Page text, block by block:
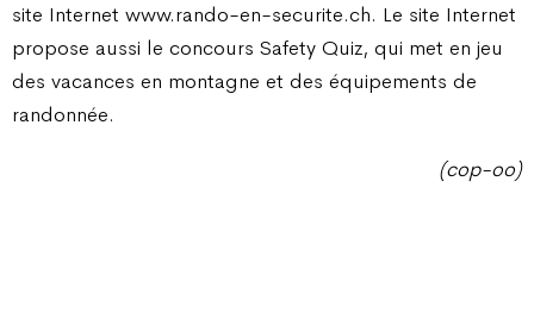
site Internet www.rando-en-securite.ch. Le site Internet
propose aussi le concours Safety Quiz, qui met en jeu
des vacances en montagne et des équipements de
randonnée.
(cop-oo)